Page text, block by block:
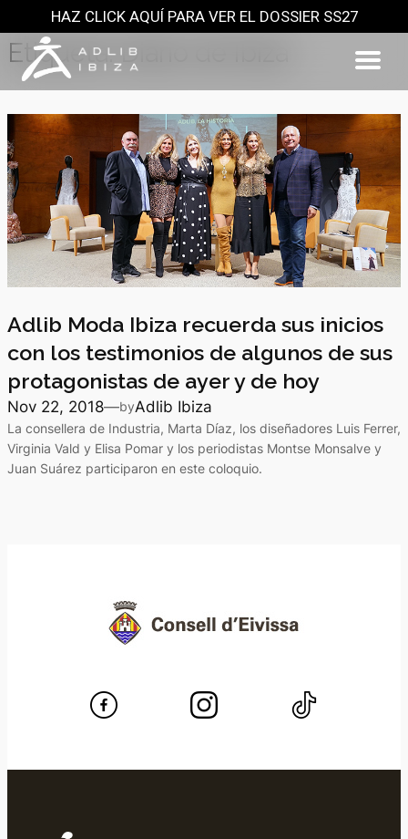
al
contenido
HAZ CLICK AQUÍ PARA VER EL DOSSIER SS27
Etiqueta:Diario de Ibiza
Adlib Moda Ibiza recuerda sus inicios
con los testimonios de algunos de sus
protagonistas de ayer y de hoy
Nov 22, 2018—byAdlib Ibiza
La consellera de Industria, Marta Díaz, los diseñadores Luis Ferrer,
Virginia Vald y Elisa Pomar y los periodistas Montse Monsalve y
Juan Suárez participaron en este coloquio.